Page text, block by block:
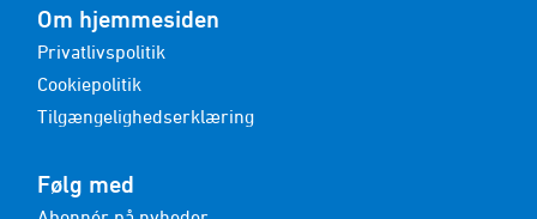
Om hjemmesiden
Privatlivspolitik
Cookiepolitik
Tilgængelighedserklæring
Følg med